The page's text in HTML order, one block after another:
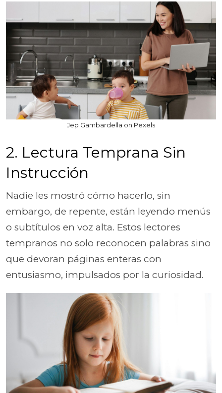
Jep Gambardella on Pexels
2. Lectura Temprana Sin
Instrucción
Nadie les mostró cómo hacerlo, sin
embargo, de repente, están leyendo menús
o subtítulos en voz alta. Estos lectores
tempranos no solo reconocen palabras sino
que devoran páginas enteras con
entusiasmo, impulsados por la curiosidad.